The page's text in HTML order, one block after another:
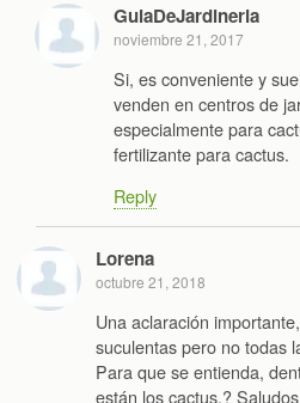
GuiaDeJardineria
noviembre 21, 2017
Si, es conveniente y
venden en centros de
especialmente para
fertilizante para cactus.
Reply
Lorena
octubre 21, 2018
Una aclaración
suculentas pero no todas
Para que se entienda,
están los cactus.? Saludos